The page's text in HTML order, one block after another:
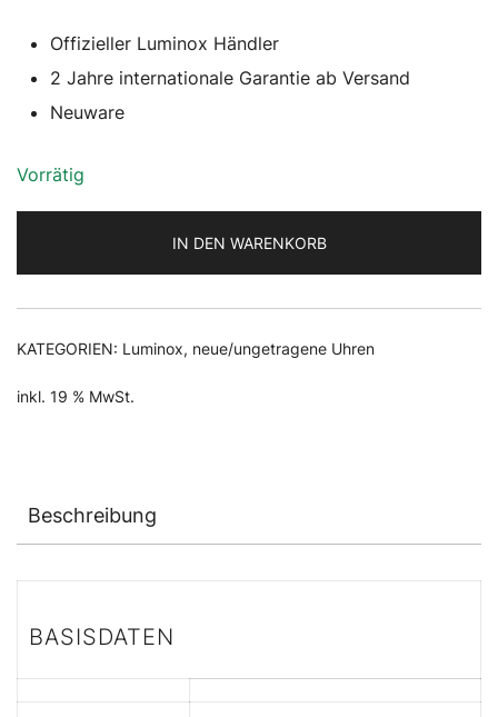
345,00 €310,00 €.
Offizieller Luminox Händler
2 Jahre internationale Garantie ab Versand
Neuware
Vorrätig
IN DEN WARENKORB
KATEGORIEN: Luminox, neue/ungetragene Uhren
inkl. 19 % MwSt.
Beschreibung
BASISDATEN